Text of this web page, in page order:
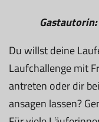
Du willst deine
Laufchallenge mit
antreten oder dir
ansagen lassen?